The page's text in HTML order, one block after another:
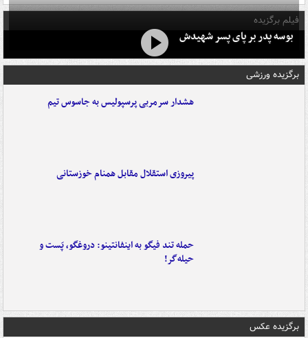
فیلم برگزیده
بوسه‌ پدر بر پای پسر شهیدش
برگزیده ورزشی
هشدار سرمربی پرسپولیس به جاسوس تیم
پیروزی استقلال مقابل همنام خوزستانی
حمله تند فیگو به اینفانتینو: دروغگو، پَست‌ و
حیله‌گر!
برگزیده عکس